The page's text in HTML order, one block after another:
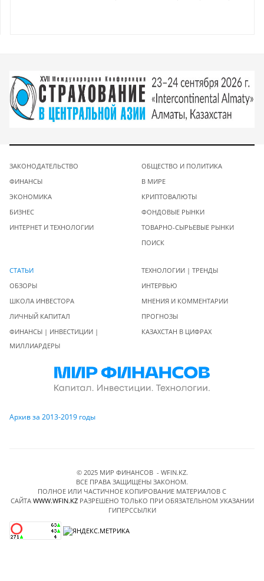
ЗАКОНОДАТЕЛЬСТВО
ФИНАНСЫ
ЭКОНОМИКА
БИЗНЕС
ИНТЕРНЕТ И ТЕХНОЛОГИИ
ОБЩЕСТВО И ПОЛИТИКА
В МИРЕ
КРИПТОВАЛЮТЫ
ФОНДОВЫЕ РЫНКИ
ТОВАРНО-СЫРЬЕВЫЕ РЫНКИ
ПОИСК
СТАТЬИ
ОБЗОРЫ
ШКОЛА ИНВЕСТОРА
ЛИЧНЫЙ КАПИТАЛ
ФИНАНСЫ | ИНВЕСТИЦИИ |
МИЛЛИАРДЕРЫ
ТЕХНОЛОГИИ | ТРЕНДЫ
ИНТЕРВЬЮ
МНЕНИЯ И КОММЕНТАРИИ
ПРОГНОЗЫ
КАЗАХСТАН В ЦИФРАХ
Архив за 2013-2019 годы
© 2025 МИР ФИНАНСОВ - WFIN.KZ.
ВСЕ ПРАВА ЗАЩИЩЕНЫ ЗАКОНОМ.
ПОЛНОЕ ИЛИ ЧАСТИЧНОЕ КОПИРОВАНИЕ МАТЕРИАЛОВ C
САЙТА WWW.WFIN.KZРАЗРЕШЕНО ТОЛЬКО ПРИ ОБЯЗАТЕЛЬНОМ УКАЗАНИИ
ГИПЕРССЫЛКИ